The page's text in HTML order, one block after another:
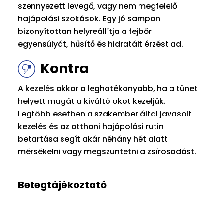
szennyezett levegő, vagy nem megfelelő
hajápolási szokások. Egy jó sampon
bizonyítottan helyreállítja a fejbőr
egyensúlyát, hűsítő és hidratált érzést ad.
Kontra
A kezelés akkor a leghatékonyabb, ha a tünet
helyett magát a kiváltó okot kezeljük.
Legtöbb esetben a szakember által javasolt
kezelés és az otthoni hajápolási rutin
betartása segít akár néhány hét alatt
mérsékelni vagy megszüntetni a zsírosodást.
Betegtájékoztató